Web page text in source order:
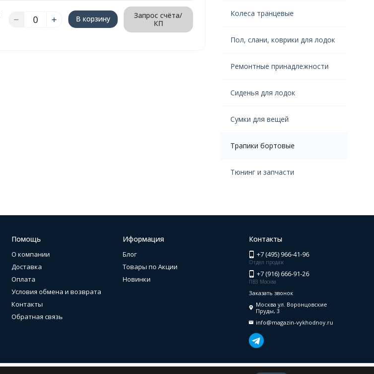
В корзину
Запрос счёта/
КП
Колеса транцевые
Пол, слани, коврики для лодок
Ремонтные принадлежности
Сиденья для лодок
Сумки для вещей
Трапики бортовые
Тюнинг и запчасти
Помощь
О компании
Доставка
Оплата
Условия обмена и возврата
Контакты
Обратная связь
Иформация
Блог
Товары по Акции
Новинки
Контакты
+7 (495) 966-41-96
Отдел продаж
+7 (916) 666-91-26
ПВЗ Москва
Заказать звонок
Москва ул. Воронцовские
Пруды, 3
info@magazin-vykhodnoy.ru